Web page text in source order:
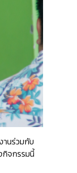
นร่วมกับ
กิจกรรมนี้